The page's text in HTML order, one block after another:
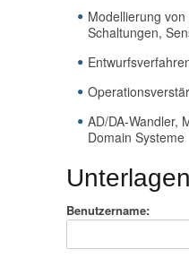
Modellierung
Schaltungen,
AD/DA-Wandler,
Domain Systeme
Unterlagen
Benutzername: